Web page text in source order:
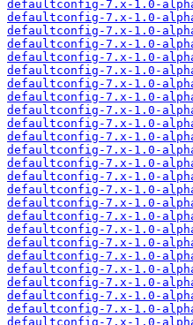
defaultconfig-7.x-1.0-
defaultconfig-7.x-1.0-
defaultconfig-7.x-1.0-
defaultconfig-7.x-1.0-
defaultconfig-7.x-1.0-
defaultconfig-7.x-1.0-
defaultconfig-7.x-1.0-
defaultconfig-7.x-1.0-
defaultconfig-7.x-1.0-
defaultconfig-7.x-1.0-
defaultconfig-7.x-1.0-
defaultconfig-7.x-1.0-
defaultconfig-7.x-1.0-
defaultconfig-7.x-1.0-
defaultconfig-7.x-1.0-
defaultconfig-7.x-1.0-
defaultconfig-7.x-1.0-
defaultconfig-7.x-1.0-
defaultconfig-7.x-1.0-
defaultconfig-7.x-1.0-
defaultconfig-7.x-1.0-
defaultconfig-7.x-1.0-
defaultconfig-7.x-1.0-
defaultconfig-7.x-1.0-
defaultconfig-7.x-1.0-